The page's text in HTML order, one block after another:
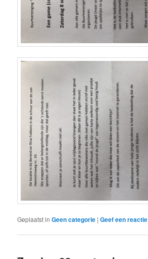
Geplaatst in Geen categorie |Geef een reactie